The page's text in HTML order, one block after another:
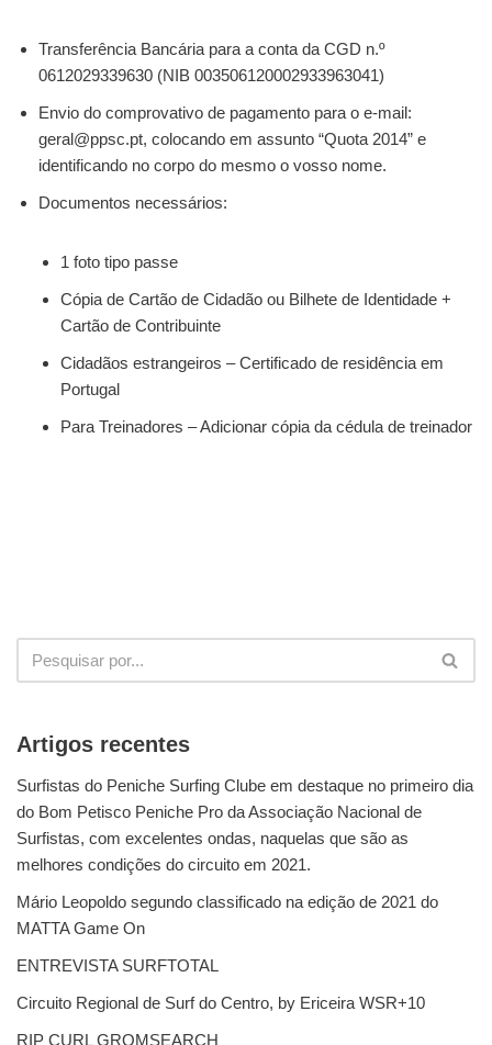
Transferência Bancária para a conta da CGD n.º
0612029339630 (NIB 003506120002933963041)
Envio do comprovativo de pagamento para o e-mail:
geral@ppsc.pt, colocando em assunto “Quota 2014” e
identificando no corpo do mesmo o vosso nome.
Documentos necessários:
1 foto tipo passe
Cópia de Cartão de Cidadão ou Bilhete de Identidade +
Cartão de Contribuinte
Cidadãos estrangeiros – Certificado de residência em
Portugal
Para Treinadores – Adicionar cópia da cédula de treinador
Artigos recentes
Surfistas do Peniche Surfing Clube em destaque no primeiro dia
do Bom Petisco Peniche Pro da Associação Nacional de
Surfistas, com excelentes ondas, naquelas que são as
melhores condições do circuito em 2021.
Mário Leopoldo segundo classificado na edição de 2021 do
MATTA Game On
ENTREVISTA SURFTOTAL
Circuito Regional de Surf do Centro, by Ericeira WSR+10
RIP CURL GROMSEARCH